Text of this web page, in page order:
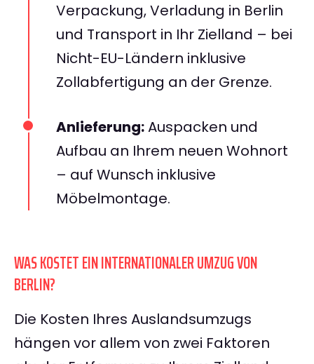
Verpackung, Verladung in Berlin
und Transport in Ihr Zielland – bei
Nicht-EU-Ländern inklusive
Zollabfertigung an der Grenze.
Anlieferung:Auspacken und
Aufbau an Ihrem neuen Wohnort
– auf Wunsch inklusive
Möbelmontage.
WAS KOSTET EIN INTERNATIONALER UMZUG VON
BERLIN?
Die Kosten Ihres Auslandsumzugs
hängen vor allem von zwei Faktoren